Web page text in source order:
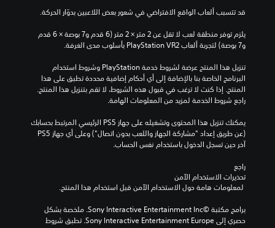
قد تتسبب ألعاب الواقع الافتراضي في شعور بعض اللاعبين بدوّار الحركة.
و7 بوصة) لتجربة ألعاب PlayStation VR2 بأسلوب مدى الغرفة.
راجع شروط الخدمة لمزيد من المعلومات الهامة.
آخر حين تسجل الدخول باستخدام نفس الحساب.
راجع
تحذيرات الاستخدام الآمن